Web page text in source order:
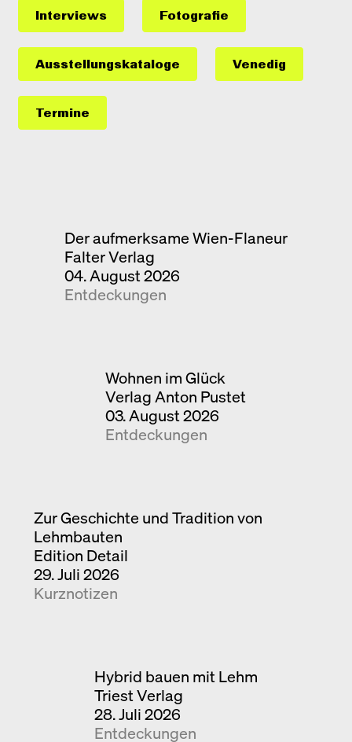
Interviews Fotografie
Ausstellungs­kataloge Venedig
Termine
Der aufmerksame Wien-Flaneur
Falter Verlag
04. August 2026
Entdeckungen
Wohnen im Glück
Verlag Anton Pustet
03. August 2026
Entdeckungen
Zur Geschichte und Tradition von
Lehmbauten
Edition Detail
29. Juli 2026
Kurznotizen
Hybrid bauen mit Lehm
Triest Verlag
28. Juli 2026
Entdeckungen